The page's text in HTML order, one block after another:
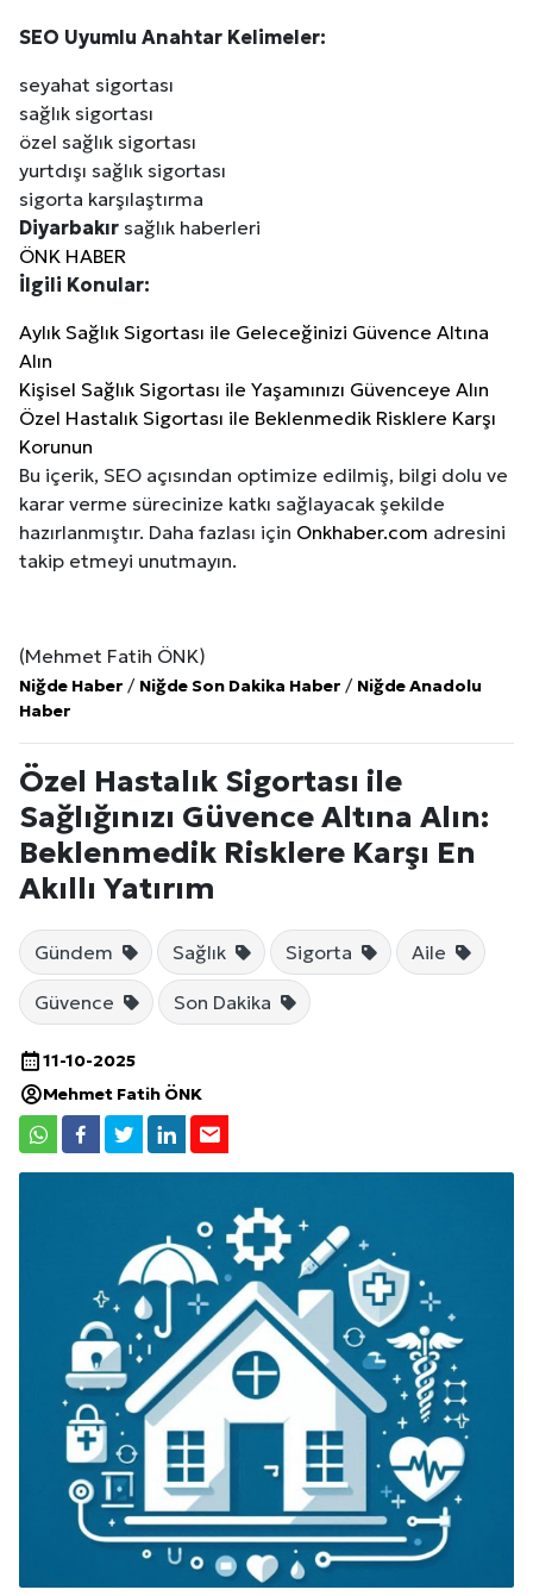
SEO Uyumlu Anahtar Kelimeler:
seyahat sigortası
sağlık sigortası
özel sağlık sigortası
yurtdışı sağlık sigortası
sigorta karşılaştırma
Diyarbakır sağlık haberleri
ÖNK HABER
İlgili Konular:
Aylık Sağlık Sigortası ile Geleceğinizi Güvence Altına
Alın
Kişisel Sağlık Sigortası ile Yaşamınızı Güvenceye Alın
Özel Hastalık Sigortası ile Beklenmedik Risklere Karşı
Korunun
Bu içerik, SEO açısından optimize edilmiş, bilgi dolu ve
karar verme sürecinize katkı sağlayacak şekilde
hazırlanmıştır. Daha fazlası için Onkhaber.com adresini
takip etmeyi unutmayın.
(Mehmet Fatih ÖNK)
Niğde Haber / Niğde Son Dakika Haber / Niğde Anadolu
Haber
Özel Hastalık Sigortası ile
Sağlığınızı Güvence Altına Alın:
Beklenmedik Risklere Karşı En
Akıllı Yatırım
Gündem Sağlık Sigorta Aile
Güvence Son Dakika
11-10-2025
Mehmet Fatih ÖNK
Kuzu Fileto Seçimi ve Pişirme Önerileri: Yumuşak
Dar Tavanlı Alanlar İçin Oval Hava Kanalı Avantajları